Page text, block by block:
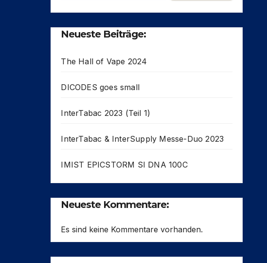
Neueste Beiträge:
The Hall of Vape 2024
DICODES goes small
InterTabac 2023 (Teil 1)
InterTabac & InterSupply Messe-Duo 2023
IMIST EPICSTORM SI DNA 100C
Neueste Kommentare:
Es sind keine Kommentare vorhanden.